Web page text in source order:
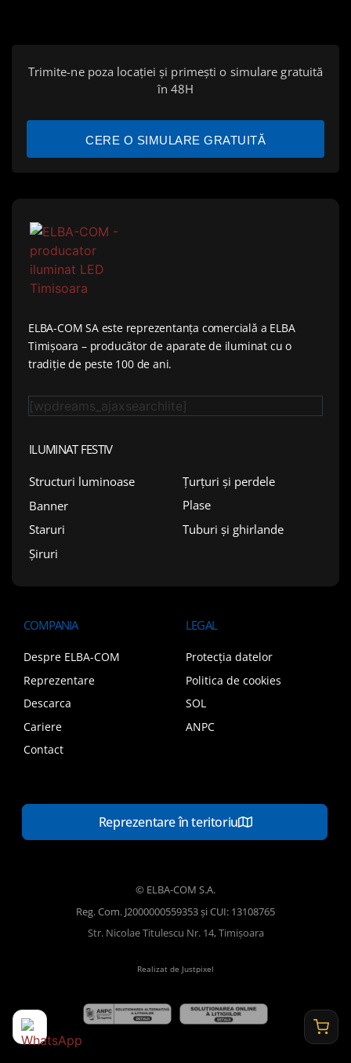
Trimite-ne poza locației și primești o simulare gratuită
în 48H
CERE O SIMULARE GRATUITĂ
ELBA-COM SA este reprezentanța comercială a ELBA
Timișoara – producător de aparate de iluminat cu o
tradiție de peste 100 de ani.
[wpdreams_ajaxsearchlite]
ILUMINAT FESTIV
Structuri luminoase
Banner
Staruri
Șiruri
Țurțuri și perdele
Plase
Tuburi și ghirlande
COMPANIA
Despre ELBA-COM
Reprezentare
Descarca
Cariere
Contact
LEGAL
Protecția datelor
Politica de cookies
SOL
ANPC
Reprezentare în teritoriu
© ELBA-COM S.A.
Reg. Com. J2000000559353 și CUI: 13108765
Str. Nicolae Titulescu Nr. 14, Timișoara
Realizat de Justpixel